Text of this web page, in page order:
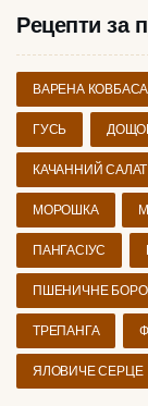
Рецепти за
ВАРЕНА КОВБАСА
ГУСЬ
КАЧАННИЙ САЛАТ
МОРОШКА
ПАНГАСІУС
ПШЕНИЧНЕ
ТРЕПАНГА
ЯЛОВИЧЕ СЕРЦЕ